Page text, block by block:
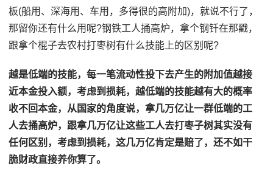
板(船用、深海用、车用，多得很的高附加)，就说不行了，
那留你还有什么用呢?钢铁工人捅高炉，拿个钢钎在那戳，
跟拿个棍子去农村打枣树有什么技能上的区别呢?
越是低端的技能，每一笔流动性投下去产生的附加值越接
近本金投入额，考虑到损耗，越低端的技能越有大的概率
收不回本金，从国家的角度说，拿几万亿让一群低端的工
人去捅高炉，跟拿几万亿让这些工人去打枣子树其实没有
任何区别，考虑到损耗，这几万亿肯定是赔了，还不如干
脆财政直接养你算了。